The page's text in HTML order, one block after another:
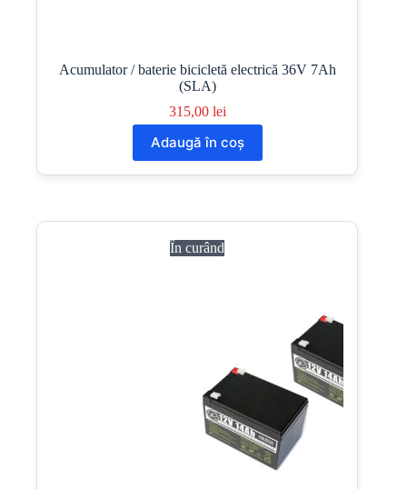
Acumulator / baterie bicicletă electrică 36V 7Ah
(SLA)
315,00 lei
Adaugă în coș
În curând